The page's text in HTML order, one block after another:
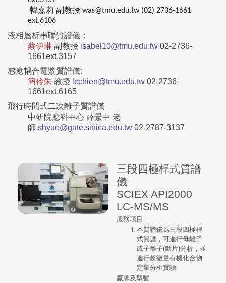
韓嘉莉 副教授 was@tmu.edu.tw (02) 2736-1661
ext.6106
液相層析串聯質譜儀：
蔡伊琳 副教授 isabel10@tmu.edu.tw 02-2736-
1661ext.3157
感應耦合電漿質譜儀:
簡伶朱 教授 lcchien@tmu.edu.tw 02-2736-
1661ext.6165
飛行時間式二次離子質譜儀
中研院應科中心 薛景中 老
師 shyue@gate.sinica.edu.tw 02-2787-3137
三段四極桿式質譜
儀
SCIEX API2000
LC-MS/MS
服務項目
本質譜儀為三段四極桿
式質譜，可進行母離子
或子離子(斷片)分析，並
進行超微量有機化合物
定量分析實驗
廠牌及型號